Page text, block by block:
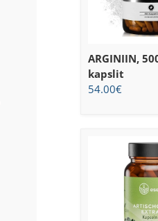
ARGINIIN,
kapslit
54.00€